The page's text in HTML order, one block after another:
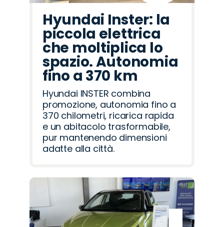
Hyundai Inster: la
piccola elettrica
che moltiplica lo
spazio. Autonomia
fino a 370 km
Hyundai INSTER combina
promozione, autonomia fino a
370 chilometri, ricarica rapida
e un abitacolo trasformabile,
pur mantenendo dimensioni
adatte alla città.